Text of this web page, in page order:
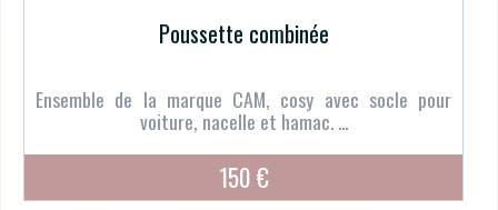
Poussette combinée
Ensemble de la marque CAM, cosy avec socle pour
voiture, nacelle et hamac. ...
150 €